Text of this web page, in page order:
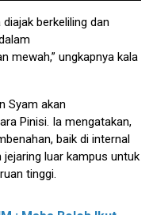
berkeliling dan
mewah,” ungkapnya kala
Syam akan
Pinisi. Ia mengatakan,
baik di internal
luar kampus untuk
tinggi.